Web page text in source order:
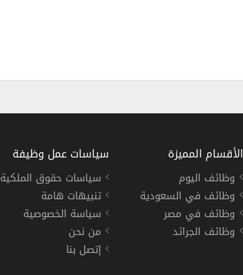
الأقسام المميزة
وظائف اليوم
وظائف في السعودية
وظائف في مصر
وظائف الجرائد
سياسات عمل وظيفة
سياسات حقوق الملكية
تنبيهات هامة
سياسة الخصوصية
من نحن
إتصل بنا